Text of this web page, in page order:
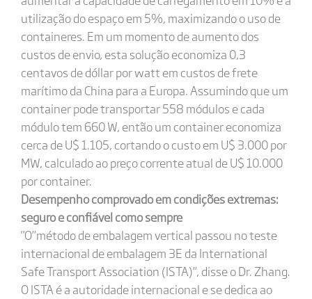
utilização do espaço em 5%, maximizando o uso de
containeres. Em um momento de aumento dos
custos de envio, esta solução economiza 0,3
centavos de dóllar por watt em custos de frete
marítimo da China para a Europa. Assumindo que um
container pode transportar 558 módulos e cada
módulo tem 660 W, então um container economiza
cerca de U$ 1.105, cortando o custo em U$ 3.000 por
MW, calculado ao preço corrente atual de U$ 10.000
por container.
Desempenho comprovado em condições extremas:
seguro e confiável como sempre
"O”método de embalagem vertical passou no teste
internacional de embalagem 3E da International
Safe Transport Association (ISTA)”, disse o Dr. Zhang.
O ISTA é a autoridade internacional e se dedica ao